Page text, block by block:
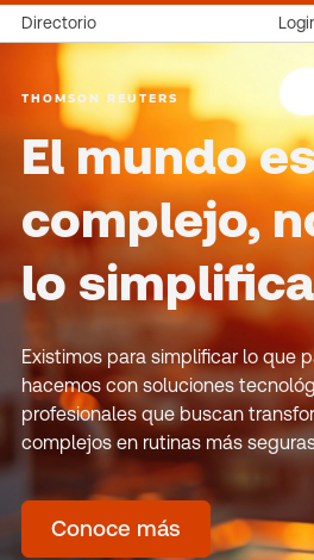
Directorio
THOMSON REUTERS
El mundo
complejo,
lo
Existimos para simplificar lo que
hacemos con soluciones
profesionales que buscan
complejos en rutinas más
Conoce más